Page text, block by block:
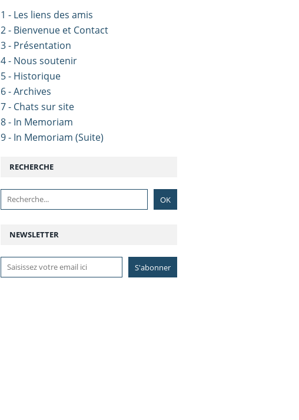
NEWSLETTER
RECHERCHE
1 - Les liens des amis
2 - Bienvenue et Contact
3 - Présentation
4 - Nous soutenir
5 - Historique
6 - Archives
7 - Chats sur site
8 - In Memoriam
9 - In Memoriam (Suite)